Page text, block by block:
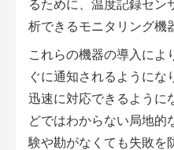
るために、温度記録セン
析できるモニタリング機
これらの機器の導入によ
ぐに通知されるようにな
迅速に対応できるように
どではわからない局地的
験や勘がなくても失敗を